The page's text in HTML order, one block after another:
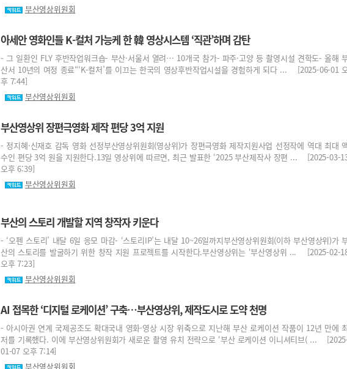
부산영상위원회
아세안 영화인들 K-컬처 가능케 한 韓 영상시스템 ‘직관’하며 감탄
- 그 일환인 FLY 후반작업워크숍- 부산·서울서 열려… 10개국 참가- 파주·고양 등 촬영시설 견학도- 올해
산서 10년의 여정 종료“‘K-컬처’를 이끄는 한국의 영상후반작업시설을 경험하게 되다 ... [2025-06-01
후 7:44]
부산영상위원회
부산영상위 장편극영화 제작 편당 3억 지원
- 정지혜·신재호 감독 영화 선정부산영상위원회(영상위)가 장편극영화 제작지원사업 선정작에 역대 최대
수인 편당 3억 원을 지원한다.13일 영상위에 따르면, 최근 발표한 ‘2025 부산제작사 장편 ... [2025-03-
오후 6:39]
부산영상위원회
부산의 스토리 개발할 지역 창작자 키운다
- ‘오펜 스토리’ 내달 6일 응모 마감- ‘스토리IP’는 내달 10~26일까지부산영상위원회(이하 부산영상위)가
산의 스토리를 발굴하기 위한 창작 지원 프로젝트를 시작한다.부산영상위는 ‘부산영상위 ... [2025-02-
오후 7:23]
부산영상위원회
AI 접목한 ‘디지털 로케이션’ 구축…부산영상위, 제작도시로 도약 천명
- 아시아권 연계 국제공조도 확대국내 영화·영상 시장 위축으로 지난해 부산 로케이션 작품이 12년 만에
저를 기록했다. 이에 부산영상위원회가 새로운 촬영 유치 전략으로 ‘부산 로케이션 이니셔티브( ...
01-07 오후 7:14]
부산영상위원회